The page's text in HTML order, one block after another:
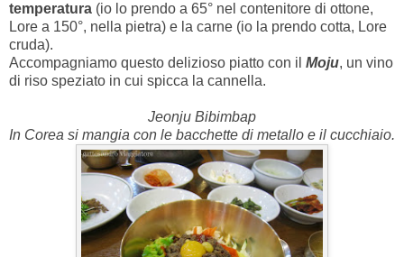
temperatura (io lo prendo a 65° nel contenitore di ottone,
Lore a 150°, nella pietra) e la carne (io la prendo cotta, Lore
cruda).
Accompagniamo questo delizioso piatto con il Moju, un vino
di riso speziato in cui spicca la cannella.
Jeonju Bibimbap
In Corea si mangia con le bacchette di metallo e il cucchiaio.